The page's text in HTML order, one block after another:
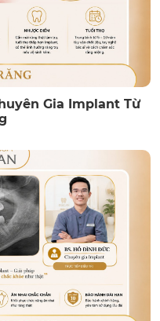
Gia Implant Từ